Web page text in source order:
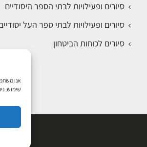
שימוש;
סיורים ופעילויות לבתי הספר היסודיים
סיורים ופעילויות לבתי ספר העל
סיורים לכוחות הביטחון